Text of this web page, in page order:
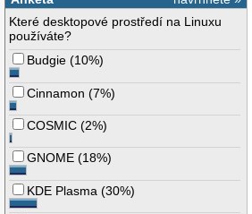
Které desktopové prostředí na Linuxu
používáte?
Budgie (10%)
Cinnamon (7%)
COSMIC (2%)
GNOME (18%)
KDE Plasma (30%)